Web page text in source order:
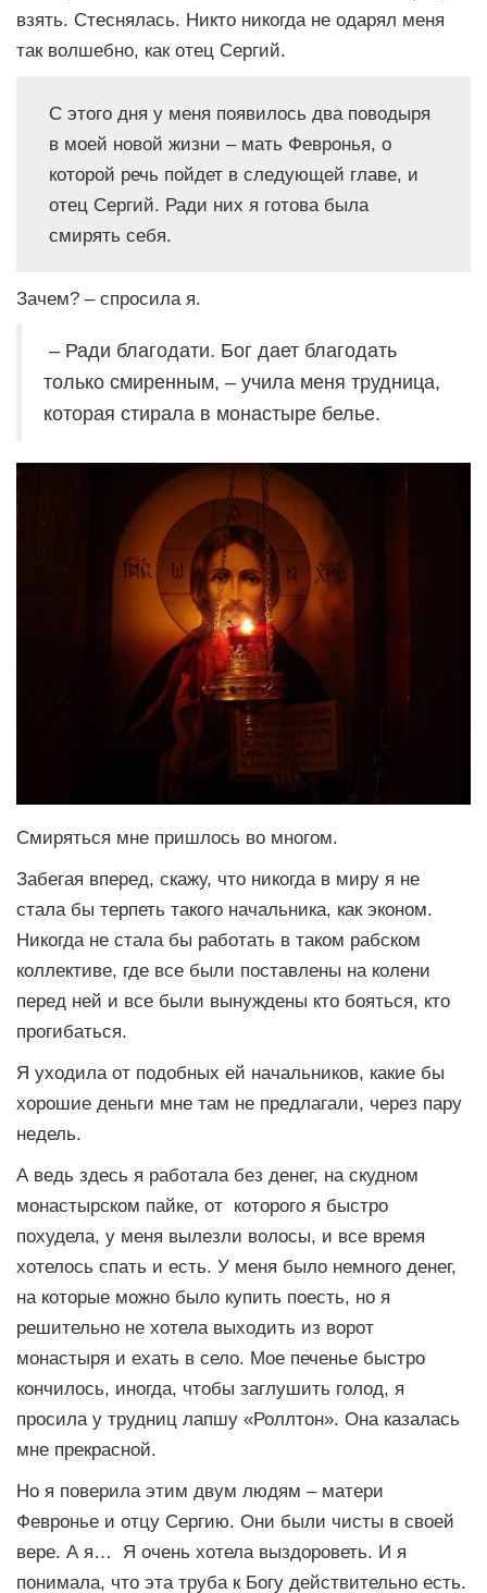
взять. Стеснялась. Никто никогда не одарял меня
так волшебно, как отец Сергий.
С этого дня у меня появилось два поводыря
в моей новой жизни – мать Февронья, о
которой речь пойдет в следующей главе, и
отец Сергий. Ради них я готова была
смирять себя.
Зачем? – спросила я.
– Ради благодати. Бог дает благодать
только смиренным, – учила меня трудница,
которая стирала в монастыре белье.
Смиряться мне пришлось во многом.
Забегая вперед, скажу, что никогда в миру я не
стала бы терпеть такого начальника, как эконом.
Никогда не стала бы работать в таком рабском
коллективе, где все были поставлены на колени
перед ней и все были вынуждены кто бояться, кто
прогибаться.
Я уходила от подобных ей начальников, какие бы
хорошие деньги мне там не предлагали, через пару
недель.
А ведь здесь я работала без денег, на скудном
монастырском пайке, от которого я быстро
похудела, у меня вылезли волосы, и все время
хотелось спать и есть. У меня было немного денег,
на которые можно было купить поесть, но я
решительно не хотела выходить из ворот
монастыря и ехать в село. Мое печенье быстро
кончилось, иногда, чтобы заглушить голод, я
просила у трудниц лапшу «Роллтон». Она казалась
мне прекрасной.
Но я поверила этим двум людям – матери
Февронье и отцу Сергию. Они были чисты в своей
вере. А я… Я очень хотела выздороветь. И я
понимала, что эта труба к Богу действительно есть.